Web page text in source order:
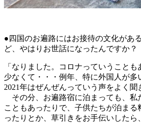
●四国のお遍路にはお接待の文化があ
ど、やはりお世話になったんですか？
「なりました。コロナっていうこと
少なくて・・・例年、特に外国人が多
2021年はぜんぜんっていう声をよく聞
その分、お遍路宿に泊まっても、私
こともあったりで、子供たちが泊まる
ったりとか、草引きをお手伝いしたら